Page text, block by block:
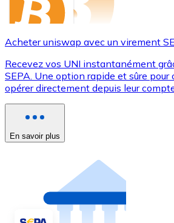
Acheter uniswap avec un virement
Recevez vos UNI instantanément
SEPA. Une option rapide et sûre pour
opérer directement depuis leur
En savoir plus